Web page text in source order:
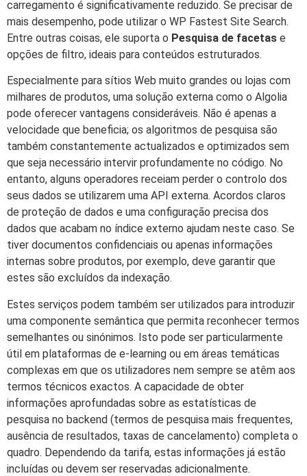
carregamento é significativamente reduzido. Se precisar de
mais desempenho, pode utilizar o WP Fastest Site Search.
Entre outras coisas, ele suporta o Pesquisa de facetas e
opções de filtro, ideais para conteúdos estruturados.
Especialmente para sítios Web muito grandes ou lojas com
milhares de produtos, uma solução externa como o Algolia
pode oferecer vantagens consideráveis. Não é apenas a
velocidade que beneficia; os algoritmos de pesquisa são
também constantemente actualizados e optimizados sem
que seja necessário intervir profundamente no código. No
entanto, alguns operadores receiam perder o controlo dos
seus dados se utilizarem uma API externa. Acordos claros
de proteção de dados e uma configuração precisa dos
dados que acabam no índice externo ajudam neste caso. Se
tiver documentos confidenciais ou apenas informações
internas sobre produtos, por exemplo, deve garantir que
estes são excluídos da indexação.
Estes serviços podem também ser utilizados para introduzir
uma componente semântica que permita reconhecer termos
semelhantes ou sinónimos. Isto pode ser particularmente
útil em plataformas de e-learning ou em áreas temáticas
complexas em que os utilizadores nem sempre se atêm aos
termos técnicos exactos. A capacidade de obter
informações aprofundadas sobre as estatísticas de
pesquisa no backend (termos de pesquisa mais frequentes,
ausência de resultados, taxas de cancelamento) completa o
quadro. Dependendo da tarifa, estas informações já estão
incluídas ou devem ser reservadas adicionalmente.